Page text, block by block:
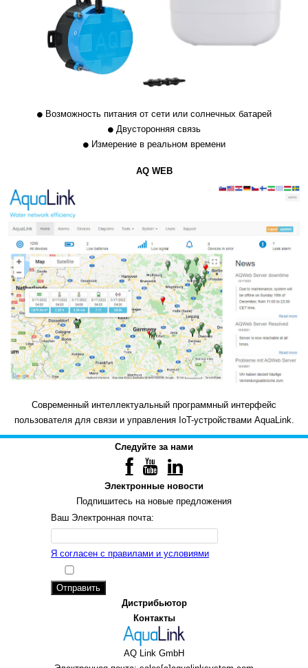
Возможность питания от сети или солнечных батарей
Двусторонняя связь
Измерение в реальном времени
AQ WEB
Современный интеллектуальный программный интерфейс
пользователя для связи и управления IoT-устройствами AquaLink.
Следуйте за нами
Электронные новости
Подпишитесь на новые предложения
Ваш Электронная почта:
Я согласен с правилами и условиями
Отправить
Дистрибьютор
Контакты
AQ Link GmbH